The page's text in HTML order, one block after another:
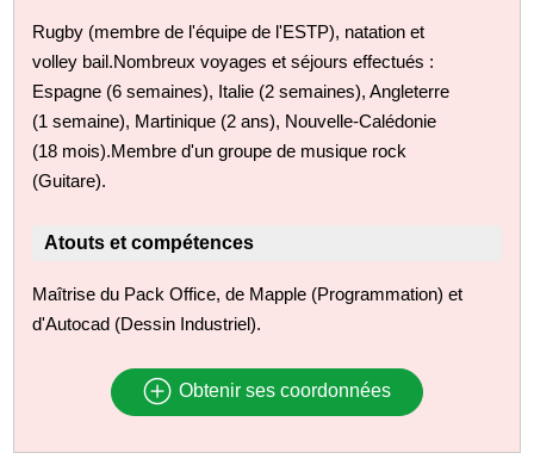
Rugby (membre de l'équipe de l'ESTP), natation et
volley bail.Nombreux voyages et séjours effectués :
Espagne (6 semaines), Italie (2 semaines), Angleterre
(1 semaine), Martinique (2 ans), Nouvelle-Calédonie
(18 mois).Membre d'un groupe de musique rock
(Guitare).
Atouts et compétences
Maîtrise du Pack Office, de Mapple (Programmation) et
d'Autocad (Dessin Industriel).
Obtenir ses coordonnées